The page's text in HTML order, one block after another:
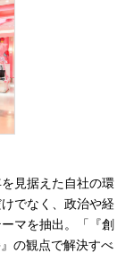
見据えた自社の環
でなく、政治や経
マを抽出。「『創
の観点で解決すべ